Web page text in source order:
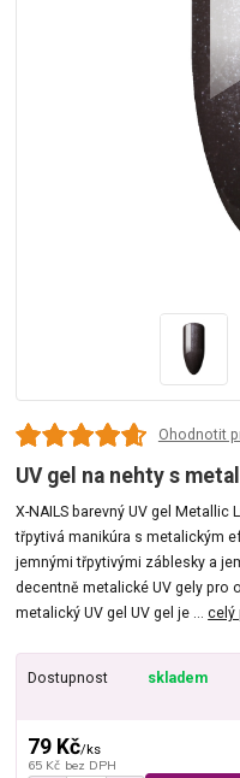
Ohodnotit
UV gel na nehty s
X-NAILS barevný UV gel Metallic
třpytivá manikúra s metalickým
jemnými třpytivými záblesky a
decentně metalické UV gely pro
metalický UV gel UV gel je ...celý
Dostupnost skladem
79 Kč/ks
65 Kč bez DPH